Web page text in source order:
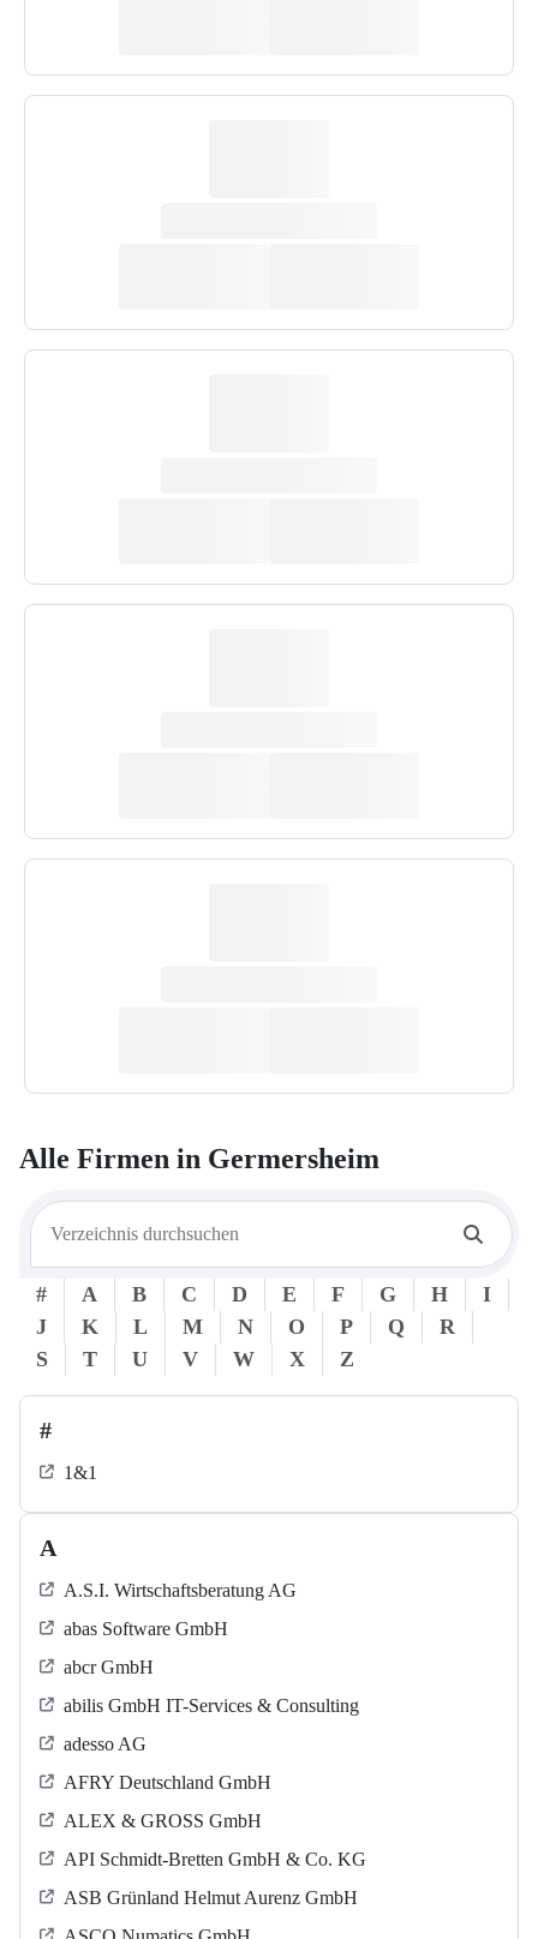
Alle Firmen in Germersheim
# A B C D E F G H
I
J
K L M N O P Q
R
S
T U V W X Z
#
1&1
A
A.S.I. Wirtschaftsberatung AG
abas Software GmbH
abcr GmbH
abilis GmbH IT-Services & Consulting
adesso AG
AFRY Deutschland GmbH
ALEX & GROSS GmbH
API Schmidt-Bretten GmbH & Co. KG
ASB Grün­land Helmut Au­renz GmbH